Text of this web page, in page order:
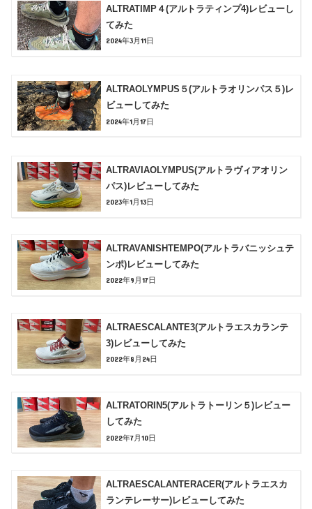
ALTRATIMP４(アルトラティンプ4)レビューし
てみた
2024年3月11日
ALTRAOLYMPUS５(アルトラオリンパス５)レ
ビューしてみた
2024年1月17日
ALTRAVIAOLYMPUS(アルトラヴィアオリン
パス)レビューしてみた
2023年1月13日
ALTRAVANISHTEMPO(アルトラバニッシュテ
ンポ)レビューしてみた
2022年9月17日
ALTRAESCALANTE3(アルトラエスカランテ
3)レビューしてみた
2022年8月24日
ALTRATORIN5(アルトラトーリン５)レビュー
してみた
2022年7月10日
ALTRAESCALANTERACER(アルトラエスカ
ランテレーサー)レビューしてみた